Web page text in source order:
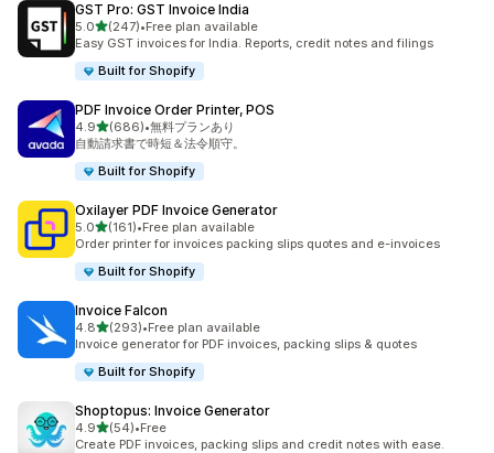
GST Pro: GST Invoice India
5.05つ星中
(247)
合計レビュー数：247件
•Free plan available
Easy GST invoices for India. Reports, credit notes and filings
Built for Shopify
PDF Invoice Order Printer, POS
4.95つ星中
(686)
合計レビュー数：686件
•無料プランあり
自動請求書で時短＆法令順守。
Built for Shopify
Oxilayer PDF Invoice Generator
5.05つ星中
(161)
合計レビュー数：161件
•Free plan available
Order printer for invoices packing slips quotes and e-invoices
Built for Shopify
Invoice Falcon
4.85つ星中
(293)
合計レビュー数：293件
•Free plan available
Invoice generator for PDF invoices, packing slips & quotes
Built for Shopify
Shoptopus: Invoice Generator
4.95つ星中
(54)
合計レビュー数：54件
•Free
Create PDF invoices, packing slips and credit notes with ease.